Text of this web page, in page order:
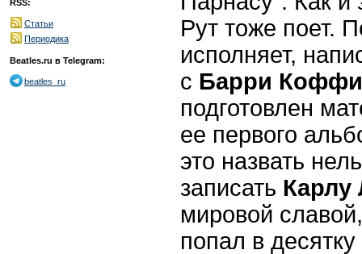
RSS:
Статьи
Периодика
Beatles.ru в Telegram:
beatles_ru
Рут тоже поет.
исполняет,
с Барри
подготовлен
ее первого
это назвать
записать Карлу
мировой
попал в